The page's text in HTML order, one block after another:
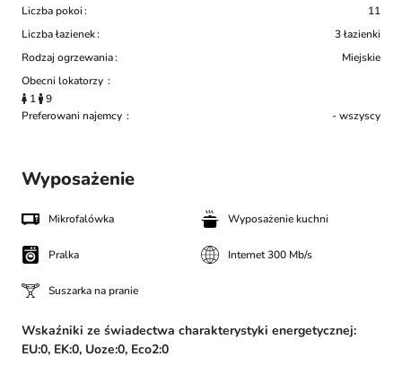
Liczba pokoi
11
Liczba łazienek
3 łazienki
Rodzaj ogrzewania
Miejskie
Obecni lokatorzy
1
9
Preferowani najemcy
- wszyscy
Wyposażenie
Mikrofalówka Wyposażenie kuchni
Pralka Internet 300 Mb/s
Suszarka na pranie
Wskaźniki ze świadectwa charakterystyki energetycznej:
EU:0, EK:0, Uoze:0, Eco2:0